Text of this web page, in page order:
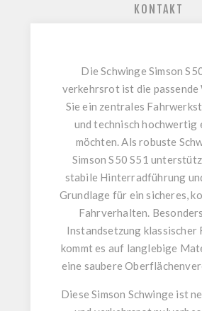
KONTAKT
DieSchwinge Simson
verkehrsrotist die passende
Sie ein zentrales
und technisch hochwertig
möchten. Als robuste
Simson S50 S51
stabile Hinterradführung
Grundlage für ein sicheres,
Fahrverhalten.
Instandsetzung klassischer
kommt es auf langlebige
eine saubere
DieseSimson Schwinge ist